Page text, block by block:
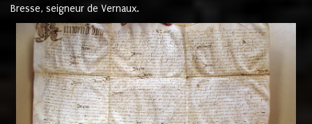
Bresse, seigneur de Vernaux.